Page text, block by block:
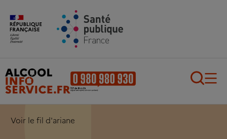
Aller au contenu principal
Voir le fil d'ariane